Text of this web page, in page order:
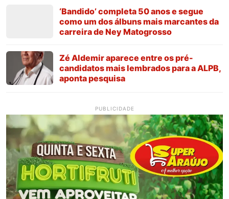
‘Bandido’ completa 50 anos e segue
como um dos álbuns mais marcantes da
carreira de Ney Matogrosso
Zé Aldemir aparece entre os pré-
candidatos mais lembrados para a ALPB,
aponta pesquisa
PUBLICIDADE